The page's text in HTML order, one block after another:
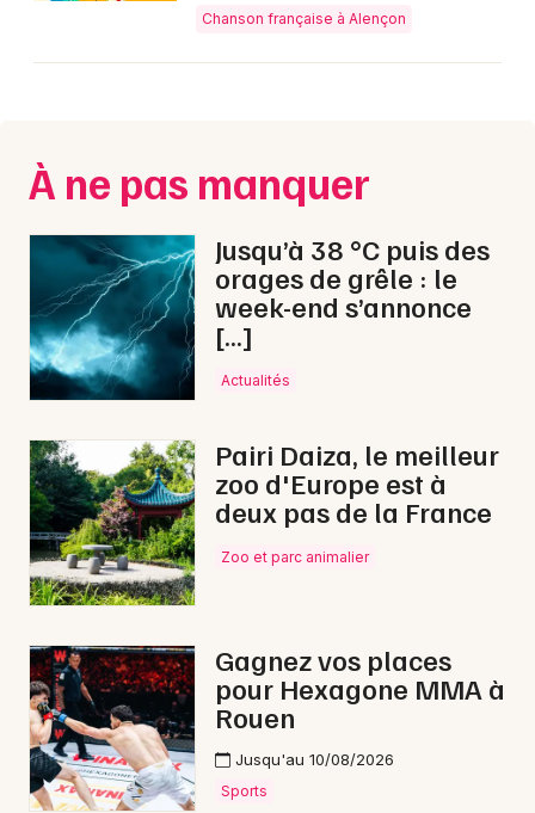
61 - Orne
Choisir mes départements
Mon email
Je m'abonne
Chanson française à Alençon
À ne pas manquer
Jusqu’à 38 °C puis des
orages de grêle : le
week-end s’annonce
[…]
Actualités
Pairi Daiza, le meilleur
zoo d'Europe est à
deux pas de la France
Zoo et parc animalier
Gagnez vos places
pour Hexagone MMA à
Rouen
Jusqu'au 10/08/2026
Sports